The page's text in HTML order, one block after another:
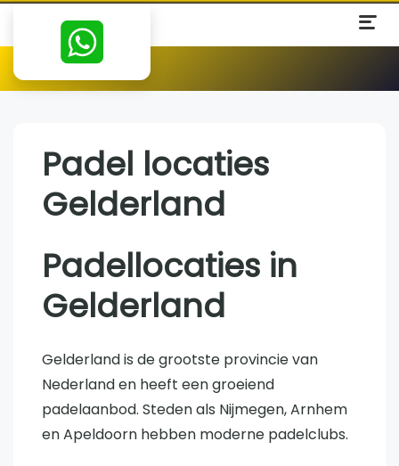
Padel locaties
Gelderland
Padellocaties in
Gelderland
Gelderland is de grootste provincie van
Nederland en heeft een groeiend
padelaanbod. Steden als Nijmegen, Arnhem
en Apeldoorn hebben moderne padelclubs.